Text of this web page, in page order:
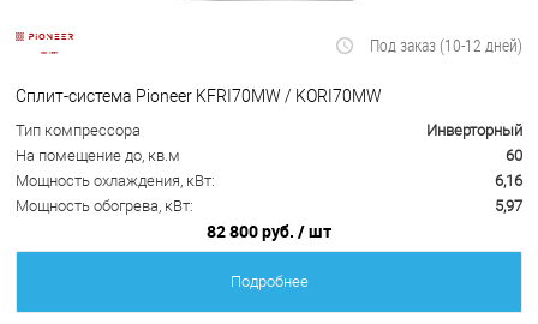
Под заказ (10-12 дней)
Сплит-система Pioneer KFRI70MW / KORI70MW
Тип компрессора
Инверторный
На помещение до, кв.м
60
Мощность охлаждения, кВт:
6,16
Мощность обогрева, кВт:
5,97
82 800 руб. / шт
Подробнее